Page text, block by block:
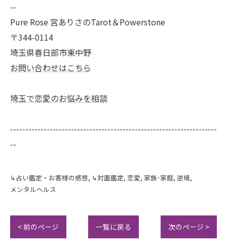
--
Pure Rose 宮ありさのTarot＆Powerstone
〒344-0114
埼玉県春日部市東中野
お問い合わせはこちら
埼玉で恋愛のお悩みを相談
--------------------------------------------------------------------
--
↳占い鑑定・お客様の感想 ↳対面鑑定 恋愛 家族･家庭 逆境
メンタルヘルス
< 前のページ 一覧に戻る 次のページ >